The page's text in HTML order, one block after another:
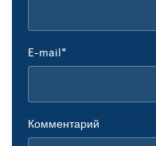
E-mail*
Комментарий